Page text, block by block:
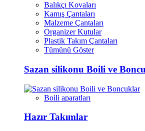
Balıkçı Kovaları
Kamış Çantaları
Malzeme Çantaları
Organizer Kutular
Plastik Takım Çantaları
Tümünü Göster
Sazan silikonu Boili ve
Boili aparatları
Hazır Takımlar